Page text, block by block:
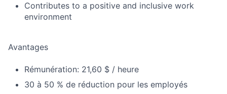
Contributes to a positive and inclusive work
environment
Avantages
Rémunération: 21,60 $ / heure
30 à 50 % de réduction pour les employés